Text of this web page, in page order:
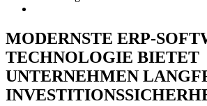
MODERNSTE ERP-
TECHNOLOGIE BIETET
UNTERNEHMEN